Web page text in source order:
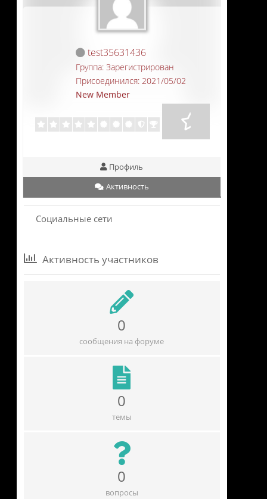
test35631436
Группа: Зарегистрирован
Присоединился: 2021/05/02
New Member
Профиль
Активность
Социальные сети
Активность участников
0
сообщения на форуме
0
темы
0
вопросы